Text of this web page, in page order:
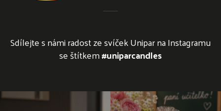
Sdílejte s námi radost ze svíček Unipar na Instagramu
se štítkem#uniparcandles